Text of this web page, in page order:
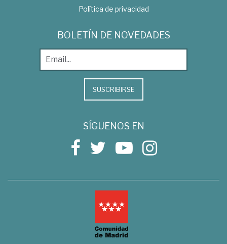
Política de privacidad
BOLETÍN DE NOVEDADES
SUSCRIBIRSE
SÍGUENOS EN